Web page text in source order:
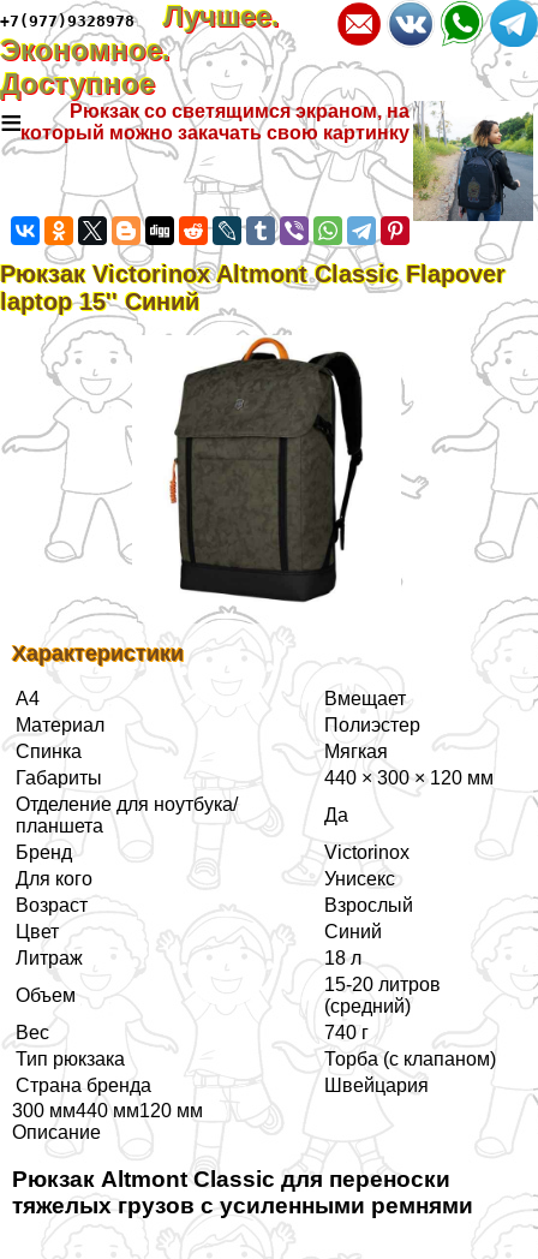
+7(977)9328978
Лучшее.
Экономное.
Доступное
≡
Рюкзак со светящимся экраном, на
который можно закачать свою картинку
Рюкзак Victorinox Altmont Classic Flapover
laptop 15'' Синий
Хаpaктеристики
А4
Вмещает
Материал
Полиэстер
Спинка
Мягкая
Габариты
440 × 300 × 120 мм
Отделение для ноутбука/
планшета
Да
Бренд
Victorinox
Для кого
Униceкc
Возраст
Взрослый
Цвет
Синий
Литраж
18 л
Объем
15-20 литров
(средний)
Вес
740 г
Тип рюкзака
Торба (с клапаном)
Страна бренда
Швейцария
300 мм440 мм120 мм
Описание
Рюкзак Altmont Classic для переноски
тяжелых грузов с усиленными ремнями